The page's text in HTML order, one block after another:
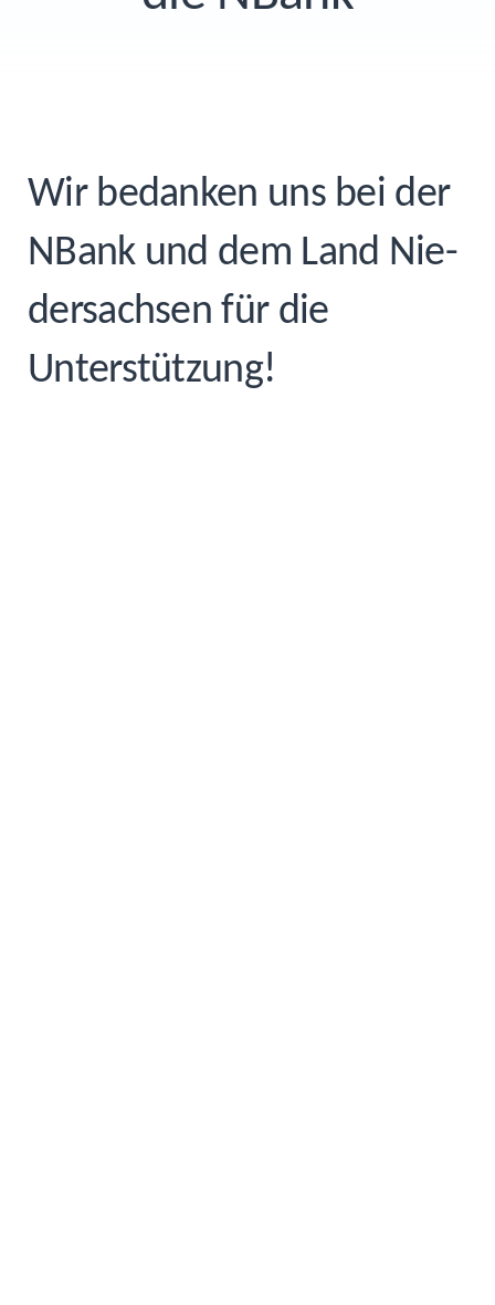
Wir bedan­ken uns bei der
NBank und dem Land Nie­
der­sach­sen für die
Unterstützung!